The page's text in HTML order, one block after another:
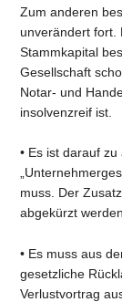
Zum anderen
unverändert fort.
Stammkapital
Gesellschaft
Notar- und
insolvenzreif ist.
• Es ist darauf
muss. Der
abgekürzt
• Es muss aus
gesetzliche
Verlustvortrag